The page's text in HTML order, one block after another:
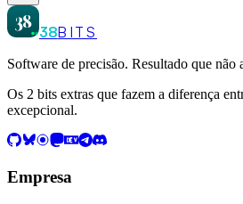
38
38BITS
Software de precisão. Resultado que não
Os 2 bits extras que fazem a diferença
excepcional.
Empresa